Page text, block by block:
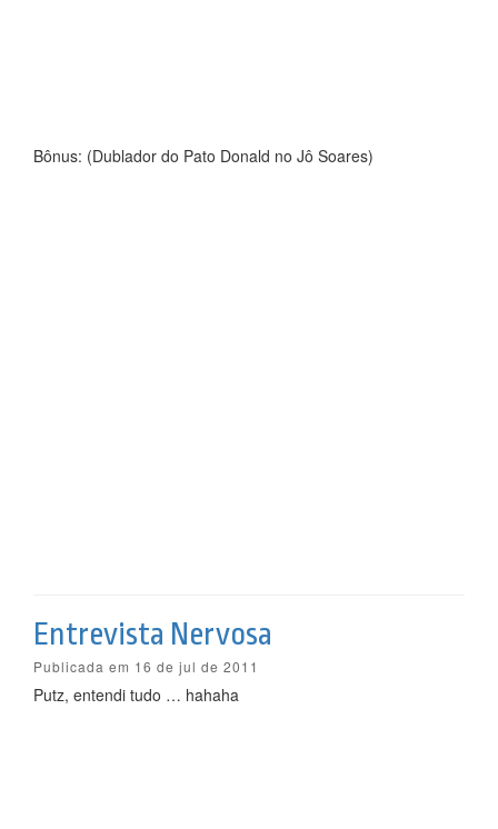
Bônus: (Dublador do Pato Donald no Jô Soares)
Entrevista Nervosa
Publicada em 16 de jul de 2011
Putz, entendi tudo … hahaha